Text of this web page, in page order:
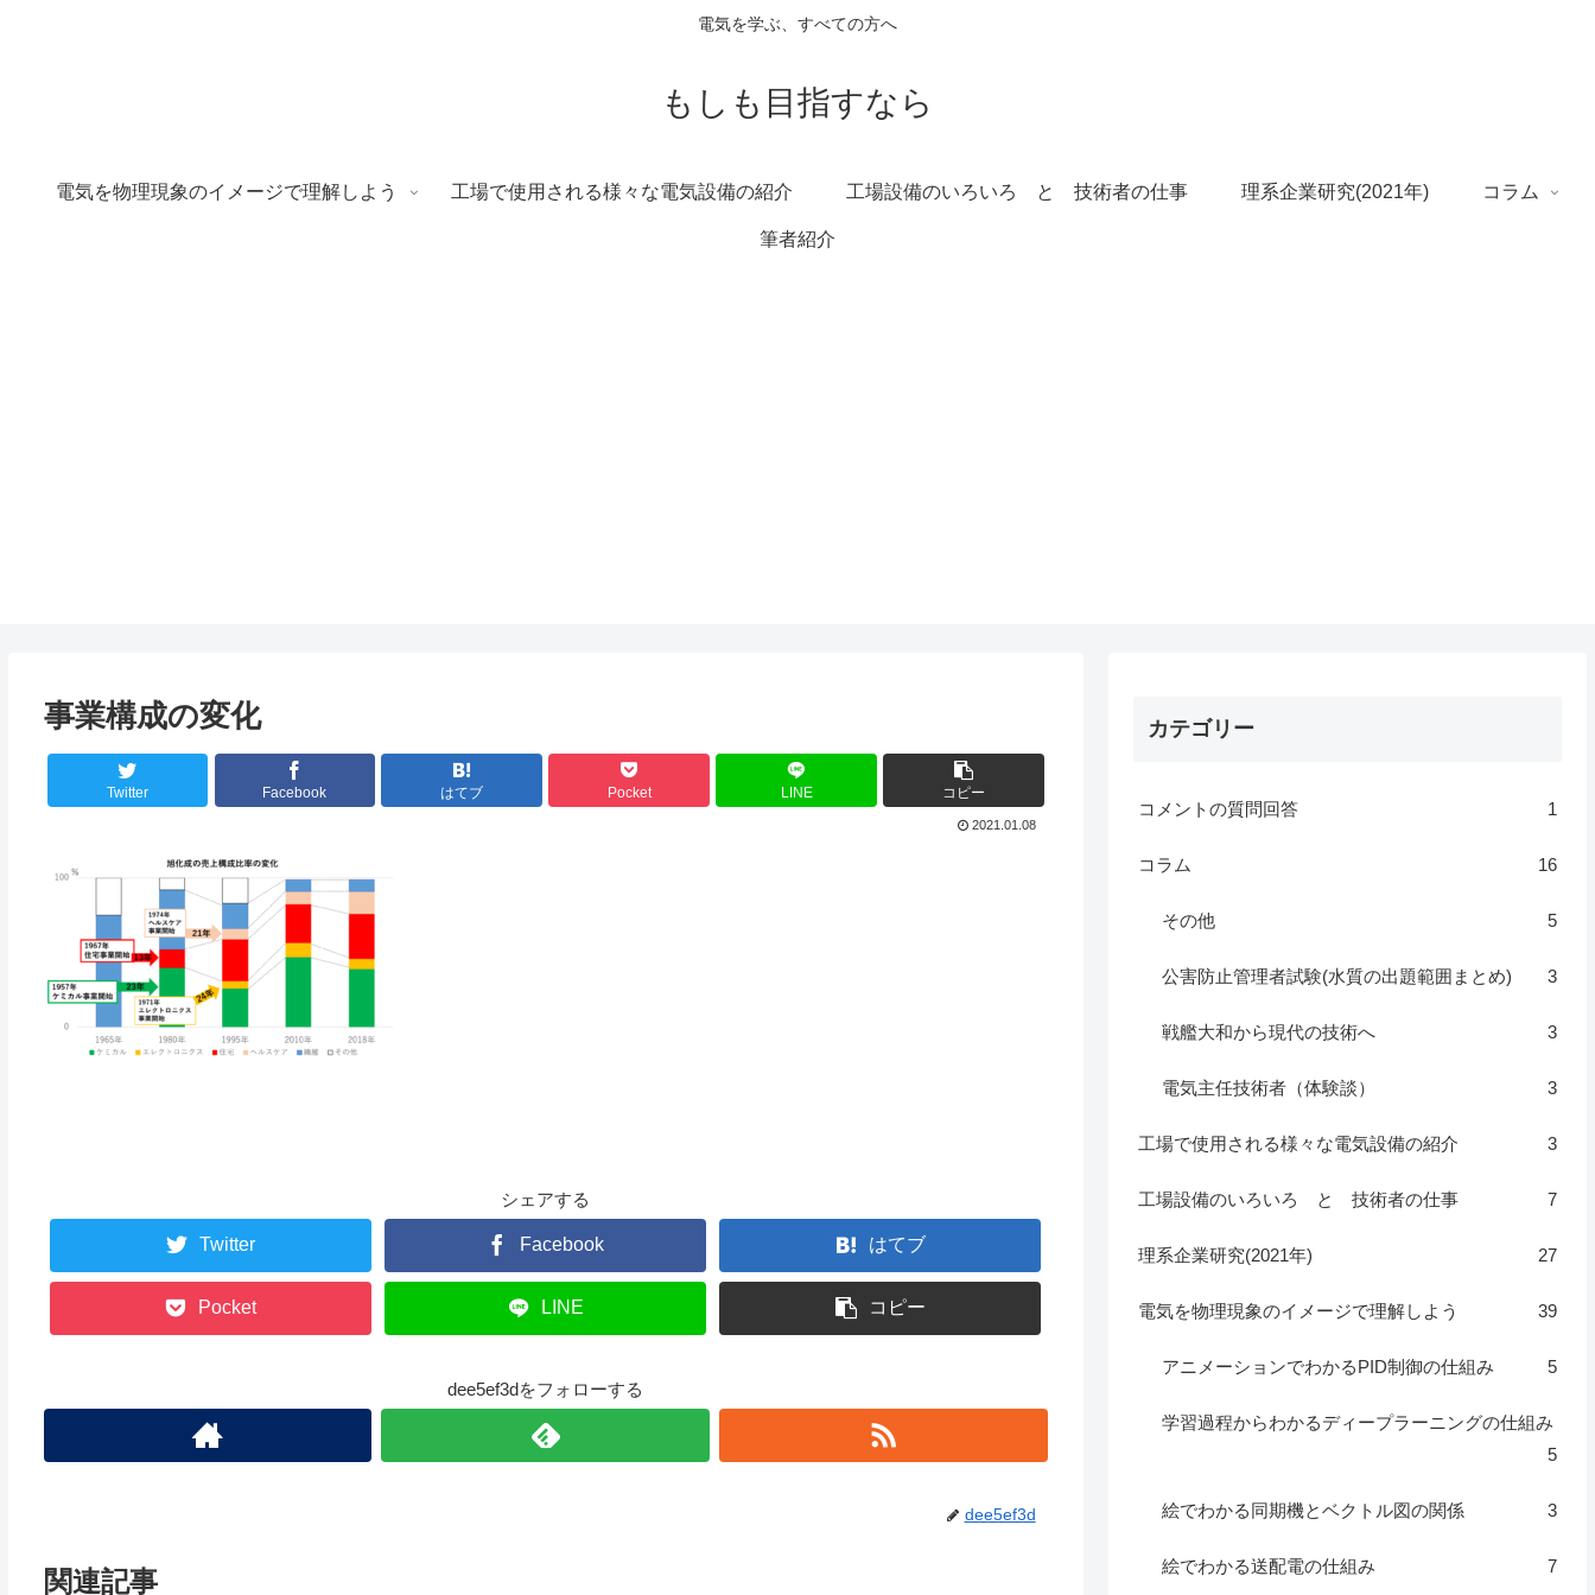
電気を学ぶ、すべての方へ
もしも目指すなら
電気を物理現象のイメージで理解しよう 工場で使用される様々な電気設備の紹介 工場設備のいろいろ と 技術者の仕事 理系企業研究(2021年) コラム
筆者紹介
事業構成の変化
Twitter Facebook はてブ Pocket LINE コピー
2021.01.08
シェアする
Twitter Facebook はてブ
Pocket LINE コピー
dee5ef3dをフォローする
dee5ef3d
関連記事
カテゴリー
コメントの質問回答 1
コラム 16
その他 5
公害防止管理者試験(水質の出題範囲まとめ) 3
戦艦大和から現代の技術へ 3
電気主任技術者（体験談） 3
工場で使用される様々な電気設備の紹介 3
工場設備のいろいろ と 技術者の仕事 7
理系企業研究(2021年) 27
電気を物理現象のイメージで理解しよう 39
アニメーションでわかるPID制御の仕組み 5
学習過程からわかるディープラーニングの仕組み
5
絵でわかる同期機とベクトル図の関係 3
絵でわかる送配電の仕組み 7